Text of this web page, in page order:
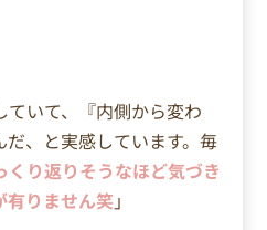
ていて、『内側から変わ
、と実感しています。毎
くり返りそうなほど気づき
有りません笑」